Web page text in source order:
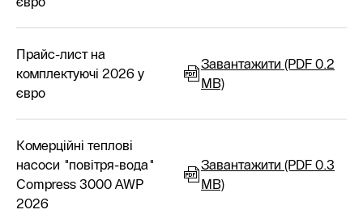
Прайс-лист на
комплектуючі 2026 у
євро
Завантажити (PDF 0.2
MB)
Комерційні теплові
насоси "повітря-вода"
Compress 3000 AWP
2026
Завантажити (PDF 0.3
MB)